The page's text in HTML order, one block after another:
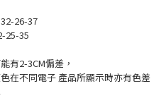
26-37
25-35
有2-3CM偏差，
在不同電子 產品所顯示時亦有色差